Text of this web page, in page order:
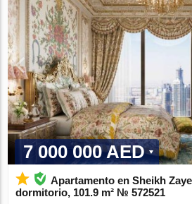
7 000 000 AED
Apartamento en Sheikh
dormitorio, 101.9 m² № 572521